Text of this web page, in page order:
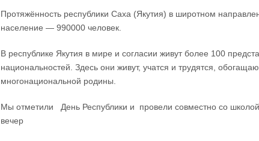
Протяжённость республики Саха (Якутия) в широтном
население — 990000 человек.
В республике Якутия в мире и согласии живут более 100
национальностей. Здесь они живут, учатся и трудятся,
многонациональной родины.
Мы отметили День Республики и провели совместно со
вечер